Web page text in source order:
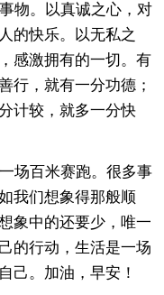
物。以真诚之心，对
的快乐。以无私之
感激拥有的一切。有
行，就有一分功德；
计较，就多一分快
场百米赛跑。很多事
我们想象得那般顺
象中的还要少，唯一
的行动，生活是一场
己。加油，早安！